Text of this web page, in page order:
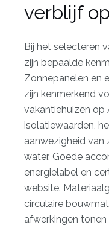
verblijf
Bij het selecteren
zijn bepaalde
Zonnepanelen en
zijn kenmerkend
vakantiehuizen op
isolatiewaarden,
aanwezigheid
water. Goede
energielabel en
website.
circulaire
afwerkingen